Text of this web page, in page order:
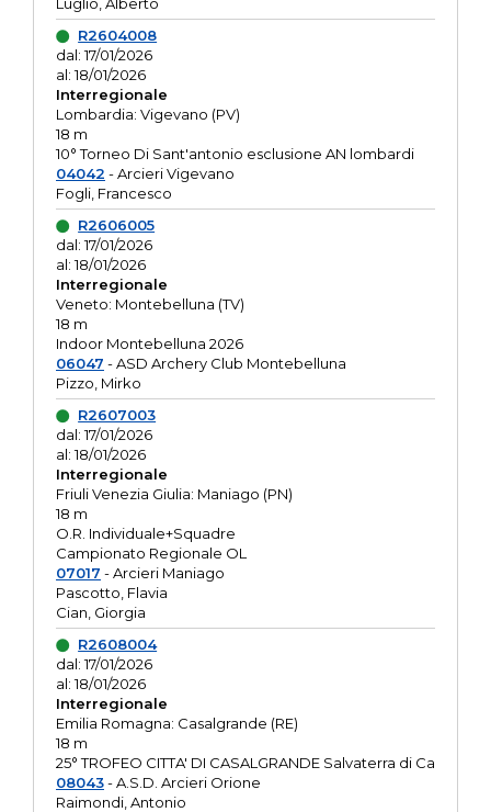
R2604008
dal: 17/01/2026
al: 18/01/2026
Interregionale
Lombardia: Vigevano (PV)
18 m
10° Torneo Di Sant'antonio esclusione AN lombardi
04042 - Arcieri Vigevano
Fogli, Francesco
R2606005
dal: 17/01/2026
al: 18/01/2026
Interregionale
Veneto: Montebelluna (TV)
18 m
Indoor Montebelluna 2026
06047 - ASD Archery Club Montebelluna
Pizzo, Mirko
R2607003
dal: 17/01/2026
al: 18/01/2026
Interregionale
Friuli Venezia Giulia: Maniago (PN)
18 m
O.R. Individuale+Squadre
Campionato Regionale OL
07017 - Arcieri Maniago
Pascotto, Flavia
Cian, Giorgia
R2608004
dal: 17/01/2026
al: 18/01/2026
Interregionale
Emilia Romagna: Casalgrande (RE)
18 m
25° TROFEO CITTA' DI CASALGRANDE Salvaterra di Ca
08043- A.S.D. Arcieri Orione
Raimondi, Antonio